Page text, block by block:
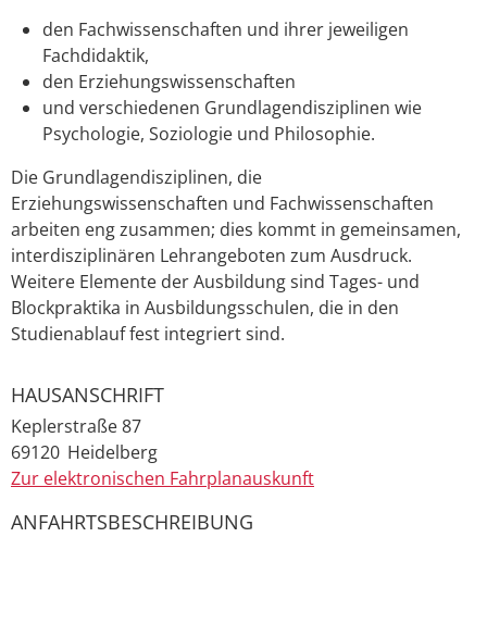
den Fachwissenschaften und ihrer jeweiligen
Fachdidaktik,
den Erziehungswissenschaften
und verschiedenen Grundlagendisziplinen wie
Psychologie, Soziologie und Philosophie.
Die Grundlagendisziplinen, die
Erziehungswissenschaften und Fachwissenschaften
arbeiten eng zusammen; dies kommt in gemeinsamen,
interdisziplinären Lehrangeboten zum Ausdruck.
Weitere Elemente der Ausbildung sind Tages- und
Blockpraktika in Ausbildungsschulen, die in den
Studienablauf fest integriert sind.
HAUSANSCHRIFT
Keplerstraße 87
69120 Heidelberg
Zur elektronischen Fahrplanauskunft
ANFAHRTSBESCHREIBUNG